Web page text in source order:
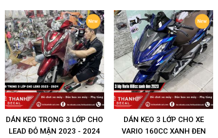
DÁN KEO TRONG 3 LỚP CHO
LEAD ĐỎ MẬN 2023 - 2024
DÁN KEO 3 LỚP CHO XE
VARIO 160CC XANH ĐEN